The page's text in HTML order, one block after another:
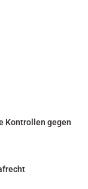
Kontrollen gegen